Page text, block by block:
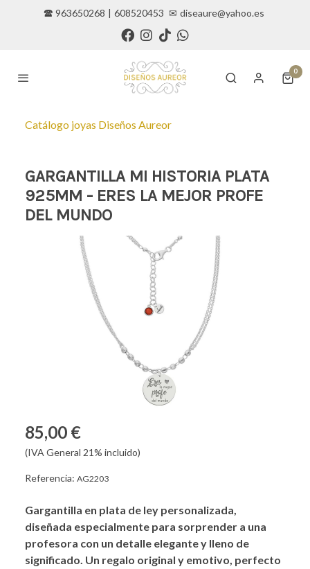
🕿 963650268 | 608520453 ✉ diseaure@yahoo.es
0
Catálogo joyas Diseños Aureor
GARGANTILLA MI HISTORIA PLATA
925MM - ERES LA MEJOR PROFE
DEL MUNDO
85,00 €
(IVA General 21% incluido)
Referencia: AG2203
Gargantilla en plata de ley personalizada,
diseñada especialmente para sorprender a una
profesora con un detalle elegante y lleno de
significado. Un regalo original y emotivo, perfecto